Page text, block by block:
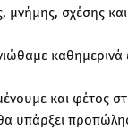
μνήμης, σχέσης
καθημερινά
και φέτος
υπάρξει